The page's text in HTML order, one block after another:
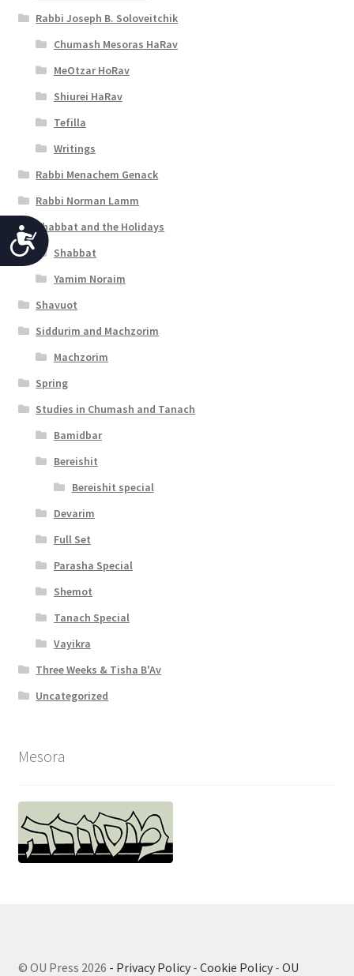
A
c
s
i
b
i
i
t
y
Rabbi Joseph B. Soloveitchik
Chumash Mesoras HaRav
MeOtzar HoRav
Shiurei HaRav
Tefilla
Writings
Rabbi Menachem Genack
Rabbi Norman Lamm
Shabbat and the Holidays
Shabbat
Yamim Noraim
Shavuot
Siddurim and Machzorim
Machzorim
Spring
Studies in Chumash and Tanach
Bamidbar
Bereishit
Bereishit special
Devarim
Full Set
Parasha Special
Shemot
Tanach Special
Vayikra
Three Weeks & Tisha B'Av
Uncategorized
Mesora
© OU Press 2026 - Privacy Policy- Cookie Policy- OU